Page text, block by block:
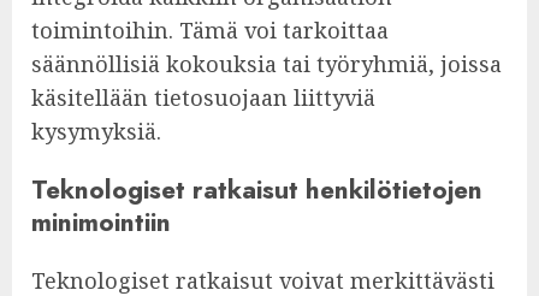
toimintoihin. Tämä voi tarkoittaa
säännöllisiä kokouksia tai työryhmiä, joissa
käsitellään tietosuojaan liittyviä
kysymyksiä.
Teknologiset ratkaisut henkilötietojen
minimointiin
Teknologiset ratkaisut voivat merkittävästi